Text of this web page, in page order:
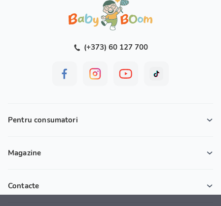
(+373) 60 127 700
Pentru consumatori
Magazine
Contacte